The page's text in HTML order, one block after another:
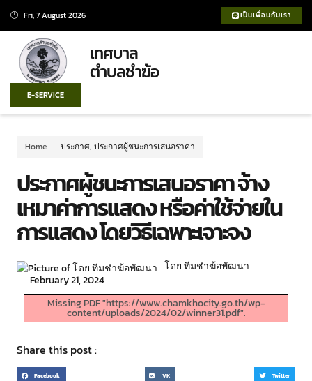
Fri, 7 August 2026 เป็นเพื่อนกับเรา
เทศบาล
ตำบลชำฆ้อ
E-SERVICE
Home ประกาศ, ประกาศผู้ชนะการเสนอราคา
ประกาศผู้ชนะการเสนอราคา จ้าง
เหมาค่าการแสดง หรือค่าใช้จ่ายใน
การแสดง โดยวิธีเฉพาะเจาะจง
โดย ทีมชำฆ้อพัฒนา
February 21, 2024
Missing PDF "https://www.chamkhocity.go.th/wp-
content/uploads/2024/02/winner31.pdf".
Share this post :
Facebook VK Twitter